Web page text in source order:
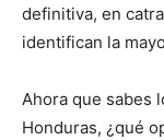
definitiva, en
identifican la
Ahora que sabes
Honduras, ¿qué